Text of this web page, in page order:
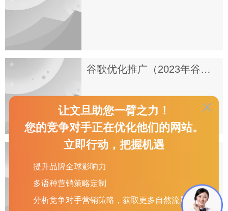
谷歌优化推广（2023年谷歌广告竞价seo方法）
让文旦助您一臂之力！
您的竞争对手正在优化他们的网站。
立即行动，把握机遇
提升品牌全球影响力
多语种营销策略定制
分析竞争对手营销策略，获取更多自然流量